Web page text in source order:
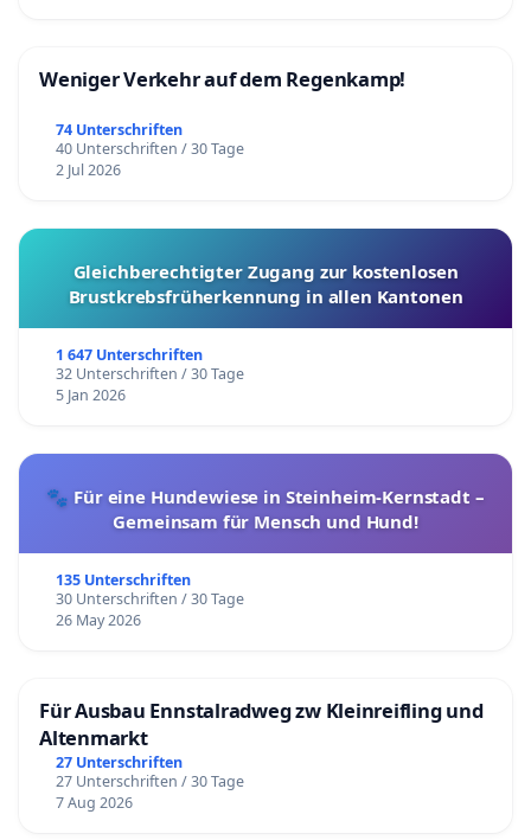
Weniger Verkehr auf dem Regenkamp!
74 Unterschriften
40 Unterschriften / 30 Tage
2 Jul 2026
Gleichberechtigter Zugang zur kostenlosen
Brustkrebsfrüherkennung in allen Kantonen
1 647 Unterschriften
32 Unterschriften / 30 Tage
5 Jan 2026
🐾 Für eine Hundewiese in Steinheim-Kernstadt –
Gemeinsam für Mensch und Hund!
135 Unterschriften
30 Unterschriften / 30 Tage
26 May 2026
Für Ausbau Ennstalradweg zw Kleinreifling und
Altenmarkt
27 Unterschriften
27 Unterschriften / 30 Tage
7 Aug 2026